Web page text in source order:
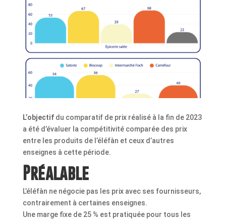
L’objectifdu comparatif de prix réalisé à la fin de 2023
a été d’évaluer la compétitivité comparée des prix
entre les produits de l’éléfàn et ceux d’autres
enseignes à cette période.
Préalable
L’éléfàn ne négocie pas les prix avec ses fournisseurs,
contrairement à certaines enseignes.
Une marge fixe de 25 % est pratiquée pour tous les